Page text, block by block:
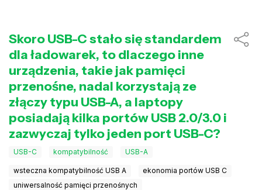
Skoro USB-C stało się standardem
dla ładowarek, to dlaczego inne
urządzenia, takie jak pamięci
przenośne, nadal korzystają ze
złączy typu USB-A, a laptopy
posiadają kilka portów USB 2.0/3.0 i
zazwyczaj tylko jeden port USB-C?
USB-C kompatybilność USB-A
wsteczna kompatybilność USB A
ekonomia portów USB C
uniwersalność pamięci przenośnych